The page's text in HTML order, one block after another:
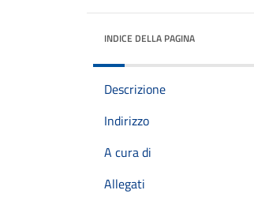
INDICE DELLA PAGINA
Descrizione
Indirizzo
A cura di
Allegati